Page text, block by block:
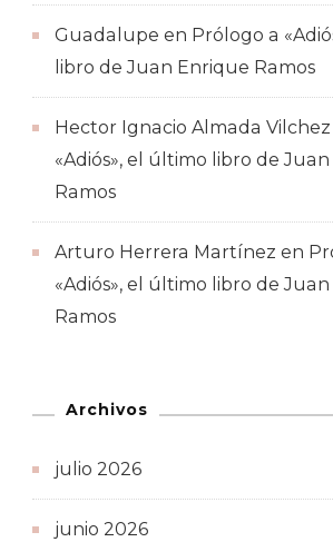
Guadalupe en Prólogo a
libro de Juan Enrique Ramos
Hector Ignacio Almada Vilchez
«Adiós», el último libro de
Ramos
Arturo Herrera Martínez en
«Adiós», el último libro de
Ramos
Archivos
julio 2026
junio 2026